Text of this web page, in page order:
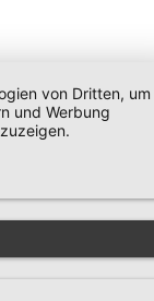
von Dritten, um
und Werbung